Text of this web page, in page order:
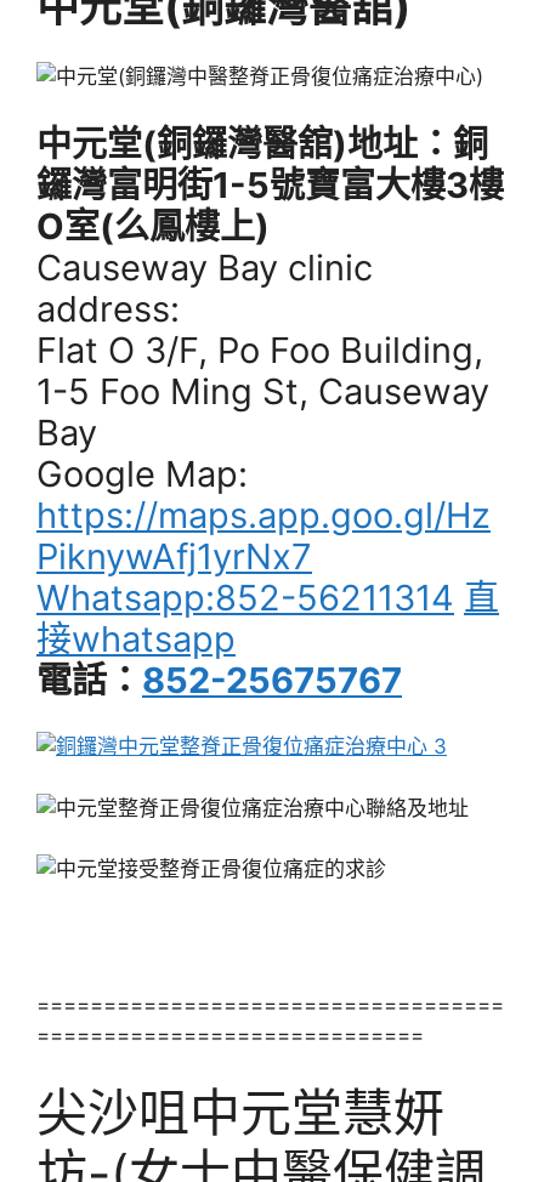
中元堂(銅鑼灣醫舘)地址：銅
鑼灣富明街1-5號寶富大樓3樓
O室(么鳳樓上)
Causeway Bay clinic
address:
Flat O 3/F, Po Foo Building,
1-5 Foo Ming St, Causeway
Bay
Google Map:
https://maps.app.goo.gl/Hz
PiknywAfj1yrNx7
Whatsapp:852-56211314 直
接whatsapp
電話： 852-25675767
===================================
=============================
尖沙咀中元堂慧妍